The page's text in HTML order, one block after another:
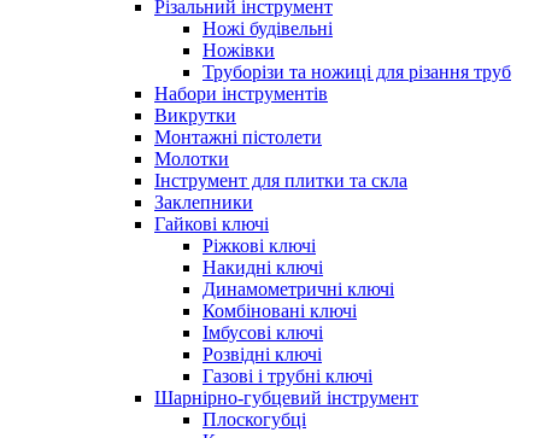
Різальний інструмент
Ножі будівельні
Ножівки
Труборізи та ножиці для різання труб
Набори інструментів
Викрутки
Монтажні пістолети
Молотки
Інструмент для плитки та скла
Заклепники
Гайкові ключі
Ріжкові ключі
Накидні ключі
Динамометричні ключі
Комбіновані ключі
Імбусові ключі
Розвідні ключі
Газові і трубні ключі
Шарнірно-губцевий інструмент
Плоскогубцi